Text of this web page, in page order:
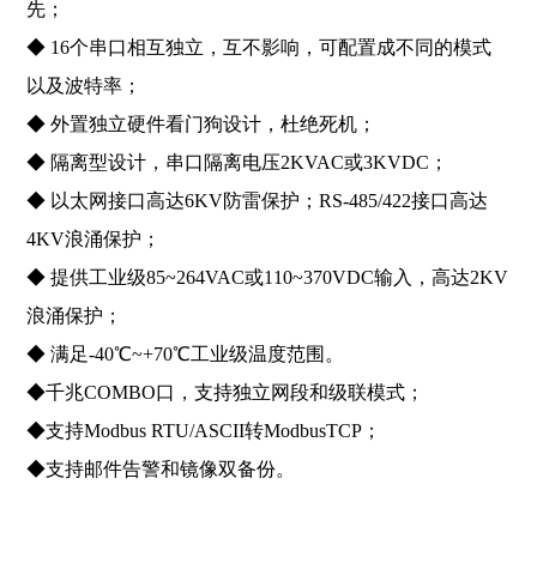
先；
◆ 16个串口相互独立，互不影响，可配置成不同的模式
以及波特率；
◆ 外置独立硬件看门狗设计，杜绝死机；
◆ 隔离型设计，串口隔离电压2KVAC或3KVDC；
◆ 以太网接口高达6KV防雷保护；RS-485/422接口高达
4KV浪涌保护；
◆ 提供工业级85~264VAC或110~370VDC输入，高达2KV
浪涌保护；
◆ 满足-40℃~+70℃工业级温度范围。
◆千兆COMBO口，支持独立网段和级联模式；
◆支持Modbus RTU/ASCII转ModbusTCP；
◆支持邮件告警和镜像双备份。